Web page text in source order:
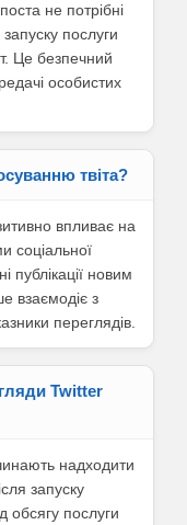
не потрібні
послуги
Це безпечний
особистих
твіта?
впливає на
соціальної
публікації новим
взаємодіє з
переглядів.
Twitter
надходити
запуску
обсягу послуги